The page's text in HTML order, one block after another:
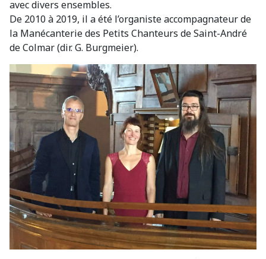
avec divers ensembles.
De 2010 à 2019, il a été l’organiste accompagnateur de
la Manécanterie des Petits Chanteurs de Saint-André
de Colmar (dir. G. Burgmeier).